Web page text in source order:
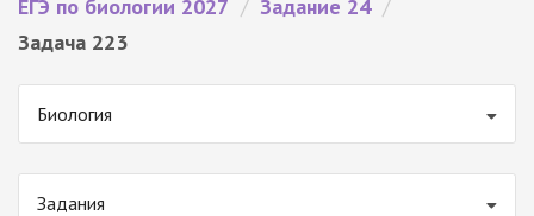
ЕГЭ по биологии 2027 / Задание 24 /
Задача 223
Биология
Задания